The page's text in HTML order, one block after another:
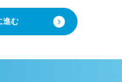
ることがありま
などとの間でなさ
携先（情報提供元、
あり、当社の任意
合がございますの